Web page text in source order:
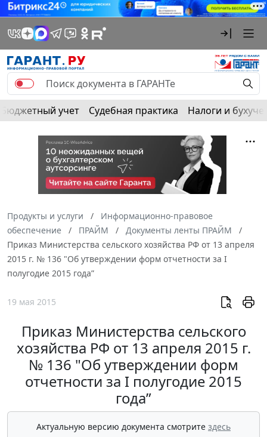
Бюджетный учет Судебная практика Налоги и
Продукты и услуги
Информационно-правовое
обеспечение
ПРАЙМ
Документы ленты ПРАЙМ
Приказ Министерства сельского хозяйства РФ от 13 апреля
2015 г. № 136 "Об утверждении форм отчетности за I
полугодие 2015 года”
19 мая 2015
Приказ Министерства сельского
хозяйства РФ от 13 апреля 2015 г.
№ 136 "Об утверждении форм
отчетности за I полугодие 2015
года”
Актуальную версию документа смотрите здесь